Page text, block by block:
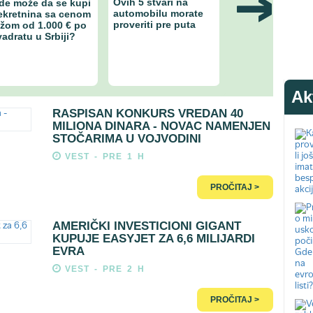
može da se kupi
sa cenom
od 1.000 € po
u Srbiji?
automobilu morate
proveriti pre puta
model telefona
jačim čipom,
RASPISAN KONKURS VREDAN 40
MILIONA DINARA - NOVAC NAMENJEN
STOČARIMA U VOJVODINI
VEST - PRE 1 H
PROČITAJ >
AMERIČKI INVESTICIONI GIGANT
KUPUJE EASYJET ZA 6,6 MILIJARDI
EVRA
VEST - PRE 2 H
PROČITAJ >